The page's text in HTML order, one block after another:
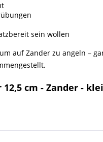
sein wollen
auf Zander zu angeln –
cm - Zander -